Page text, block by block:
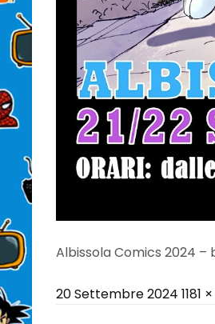
Albissola Comics 2024 –
Posted
20 Settembre 2024 Full
1181